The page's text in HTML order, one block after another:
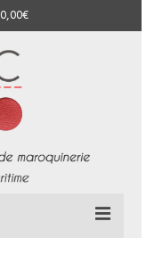
0,00€